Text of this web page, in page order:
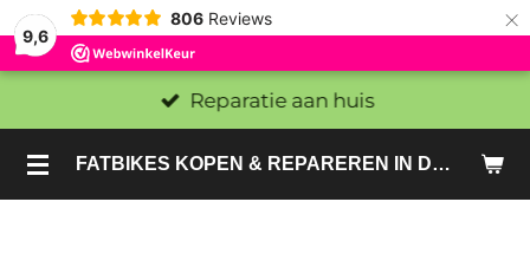
9,6
806 Reviews ×
FATBIKES KOPEN & REPAREREN IN DEN HAAG EN ZOETERMEER - SACHE BIKES
Reparatie aan huis